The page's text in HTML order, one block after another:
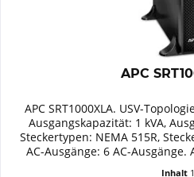
APC
APC SRT1000XLA. USV-
Ausgangskapazität: 1 kVA,
Steckertypen: NEMA 515R,
AC-Ausgänge: 6 AC-
Inhalt 1